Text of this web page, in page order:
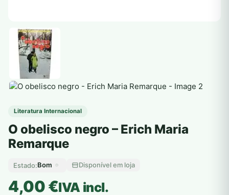
Literatura Internacional
O obelisco negro – Erich Maria
Remarque
Estado:Bom Disponível em loja
4,00€IVA incl.